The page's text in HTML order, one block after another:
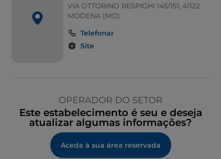
VIA OTTORINO RESPIGHI 145/151, 41122
MODENA (MO)
Telefonar
Site
OPERADOR DO SETOR
Este estabelecimento é seu e deseja
atualizar algumas informações?
Aceda à sua área reservada